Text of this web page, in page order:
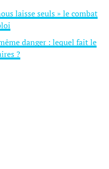
laisse seuls » le combat
danger : lequel fait le
?